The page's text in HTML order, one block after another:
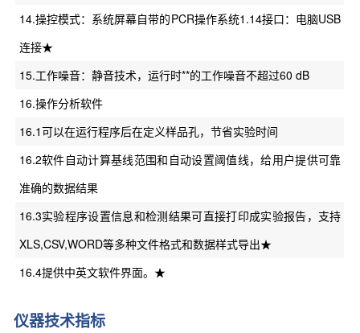
14.操控模式：系统屏幕自带的PCR操作系统1.14接口：电脑USB
连接★
15.工作噪音：静音技术，运行时**的工作噪音不超过60 dB
16.操作分析软件
16.1可以在运行程序后在定义样品孔，节省实验时间
16.2软件自动计算基线范围和自动设置阈值线，给用户提供可靠
准确的数据结果
16.3实验程序设置信息和检测结果可直接打印成实验报告，支持
XLS,CSV,WORD等多种文件格式和数据样式导出★
16.4提供中英文软件界面。★
仪器技术指标